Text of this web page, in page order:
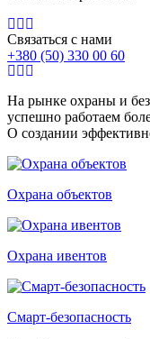
Связаться с нами
+380 (50) 330 00 60
На рынке охраны и
успешно работаем
О создании
Охрана объектов
Охрана ивентов
Смарт-безопасность